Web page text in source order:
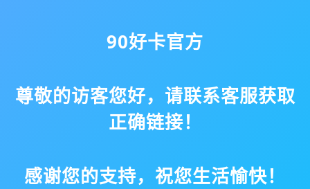
90好卡官方
尊敬的访客您好，请联系客服获取
正确链接！
感谢您的支持，祝您生活愉快！